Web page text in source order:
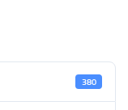
380